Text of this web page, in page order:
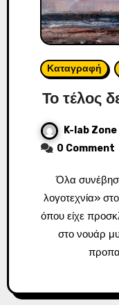
Καταγραφή
Το τέλος
K-lab Zone
0 Comment
Όλα συνέβησαν μια ακόμη «Τετάρτη για τη
λογοτεχνία»
όπου είχε
στο νουάρ